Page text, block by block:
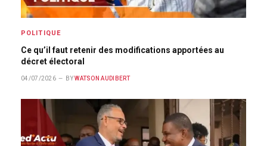
POLITIQUE
Ce qu’il faut retenir des modifications apportées au
décret électoral
04/07/2026 BY WATSON AUDIBERT